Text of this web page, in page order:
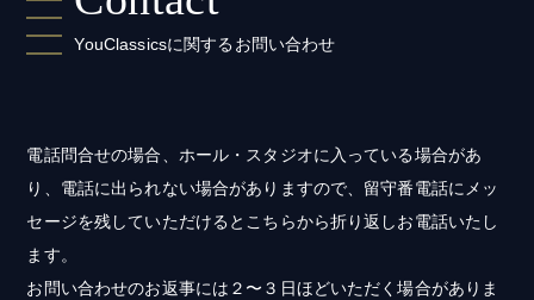
YouClassicsに関するお問い合わせ
電話問合せの場合、ホール・スタジオに入っている場合があ
り、電話に出られない場合がありますので、留守番電話にメッ
セージを残していただけるとこちらから折り返しお電話いたし
ます。
お問い合わせのお返事には２〜３日ほどいただく場合がありま